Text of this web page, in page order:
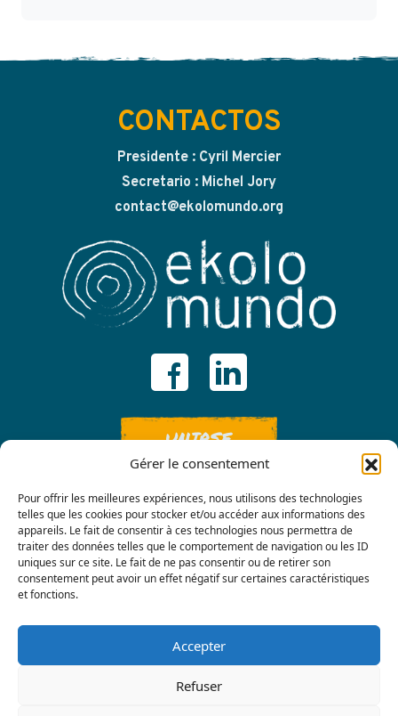
Gérer le consentement
Pour offrir les meilleures expériences, nous utilisons des technologies
telles que les cookies pour stocker et/ou accéder aux informations des
appareils. Le fait de consentir à ces technologies nous permettra de
traiter des données telles que le comportement de navigation ou les ID
uniques sur ce site. Le fait de ne pas consentir ou de retirer son
consentement peut avoir un effet négatif sur certaines caractéristiques
et fonctions.
Accepter
Refuser
CONTACTOS
Presidente : Cyril Mercier
Secretario : Michel Jory
contact@ekolomundo.org
UNIRSE
Contáctenos